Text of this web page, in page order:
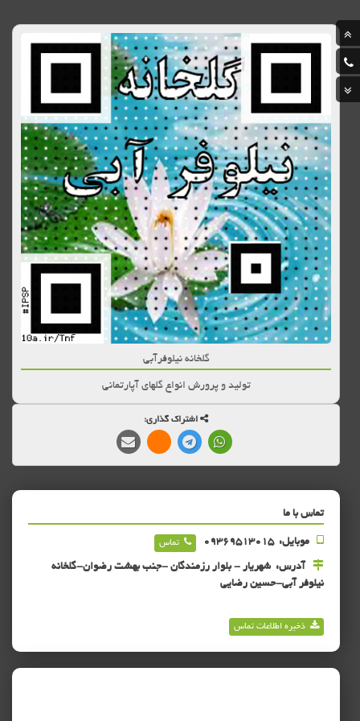
گلخانه نیلوفرآبی
تولید و پرورش انواع گلهای آپارتمانی
اشتراک گذاری:
تماس با ما
موبایل: 09369513015 تماس
آدرس: شهریار - بلوار رزمندگان -جنب بهشت رضوان-گلخانه
نیلوفر آبی-حسین رضایی
ذخیره اطلاعات تماس